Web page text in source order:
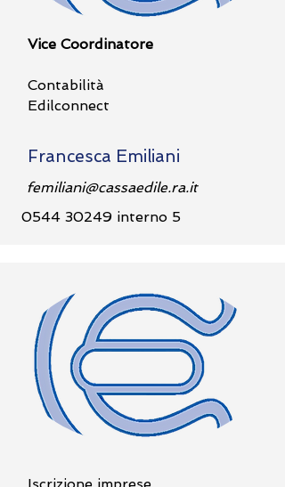
Vice Coordinatore
Contabilità
Edilconnect
Francesca Emiliani
femiliani@cassaedile.ra.it
0544 30249 interno 5